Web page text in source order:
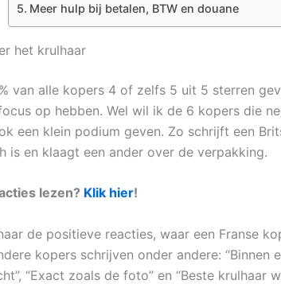
Meer hulp bij betalen, BTW en douane
het krulhaar
van alle kopers 4 of zelfs 5 uit 5 sterren
op hebben. Wel wil ik de 6 kopers die
een klein podium geven. Zo schrijft een
is en klaagt een ander over de verpakking.
lezen? Klik hier!
de positieve reacties, waar een Franse
kopers schrijven onder andere: “Binnen
“Exact zoals de foto” en “Beste krulhaar